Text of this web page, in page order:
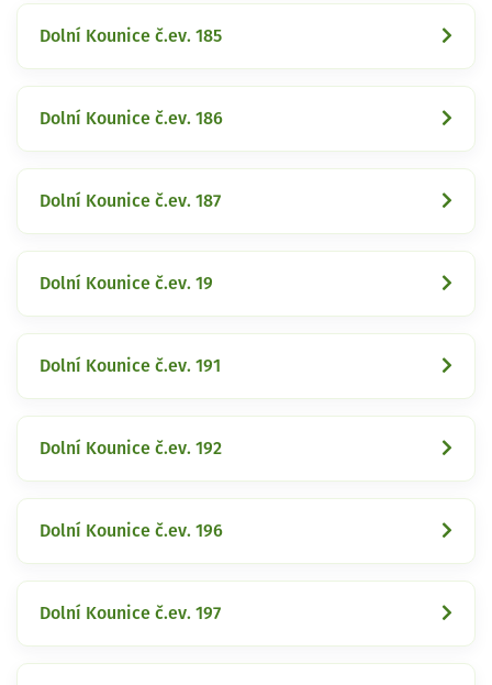
Dolní Kounice č.ev. 185
Dolní Kounice č.ev. 186
Dolní Kounice č.ev. 187
Dolní Kounice č.ev. 19
Dolní Kounice č.ev. 191
Dolní Kounice č.ev. 192
Dolní Kounice č.ev. 196
Dolní Kounice č.ev. 197